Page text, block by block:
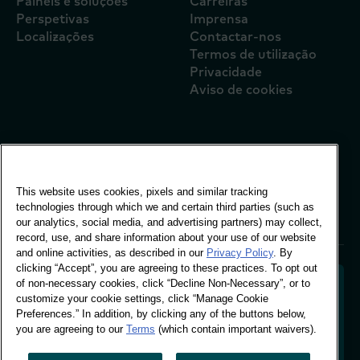
Perspetivas
Localizações
Imprensa
Contactar-nos
Termos de utilização
Privacidade
Aviso de cookies
Stamford St, London
London SE1 9LQ
T +44 (0)207 076 9000
Descodificar o comportamento dos compradores
para moldar o futuro da sua marca. Transformar
This website uses cookies, pixels and similar tracking
technologies through which we and certain third parties (such as
our analytics, social media, and advertising partners) may collect,
record, use, and share information about your use of our website
and online activities, as described in our Privacy Policy. By
clicking “Accept”, you are agreeing to these practices. To opt out
of non-necessary cookies, click “Decline Non-Necessary”, or to
customize your cookie settings, click “Manage Cookie
Preferences.” In addition, by clicking any of the buttons below,
you are agreeing to our Terms (which contain important waivers).